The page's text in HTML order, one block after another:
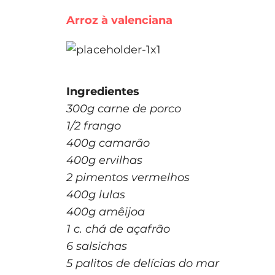
Arroz à valenciana
Ingredientes
300g carne de porco
1/2 frango
400g camarão
400g ervilhas
2 pimentos vermelhos
400g lulas
400g amêijoa
1 c. chá de açafrão
6 salsichas
5 palitos de delícias do mar